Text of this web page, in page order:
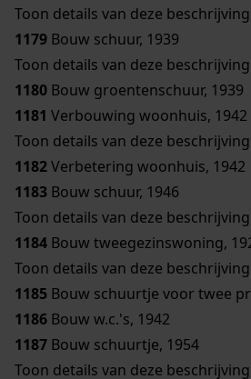
Toon details van deze beschrijving
1179 Bouw schuur, 1939
Toon details van deze beschrijving
1180 Bouw groentenschuur, 1939
1181 Verbouwing woonhuis, 1942
Toon details van deze beschrijving
1182Verbetering woonhuis, 1942
1183 Bouw schuur, 1946
Toon details van deze beschrijving
1184 Bouw tweegezinswoning,
Toon details van deze beschrijving
1185 Bouw schuurtje voor twee
1186 Bouw w.c.'s, 1942
1187 Bouw schuurtje, 1954
Toon details van deze beschrijving